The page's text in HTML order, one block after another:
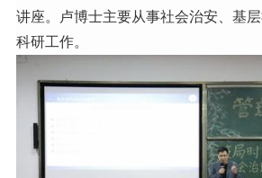
融合门户 校园邮箱 访客申请
讲座。
卢博士主要从事社会治安、基
科研工作。